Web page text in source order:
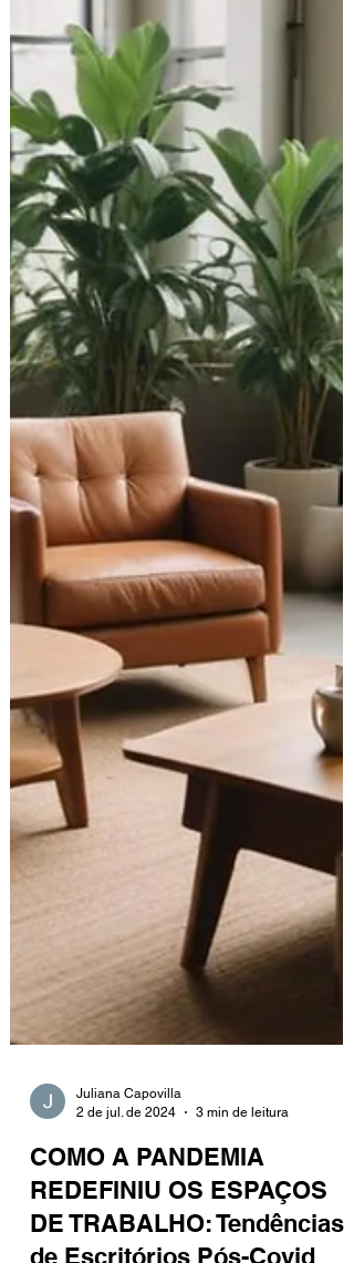
Juliana Capovilla
2 de jul. de 2024
3 min de leitura
COMO A PANDEMIA